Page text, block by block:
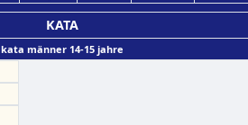
KATA
kata männer 14-15 jahre